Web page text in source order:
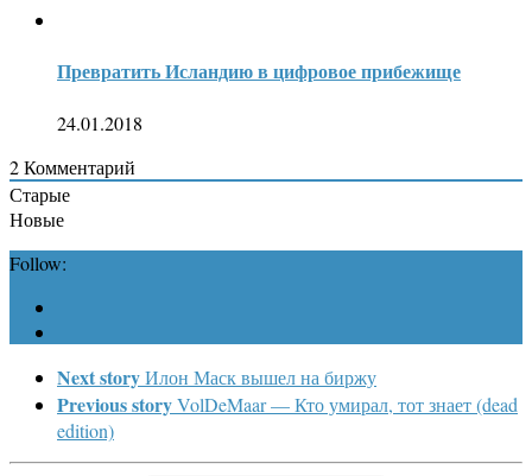
Превратить Исландию в цифровое прибежище
24.01.2018
2Комментарий
Старые
Новые
Follow:
Next storyИлон Маск вышел на биржу
Previous storyVolDeMaar — Кто умирал, тот знает (dead
edition)